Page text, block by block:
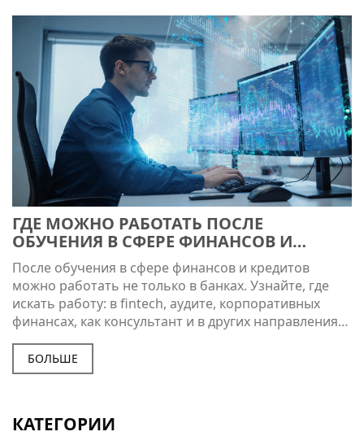
ГДЕ МОЖНО РАБОТАТЬ ПОСЛЕ
ОБУЧЕНИЯ В СФЕРЕ ФИНАНСОВ И
КРЕДИТОВ
После обучения в сфере финансов и кредитов
можно работать не только в банках. Узнайте, где
искать работу: в fintech, аудите, корпоративных
финансах, как консультант и в других направлениях.
Реальные варианты с зарплатами и советами для
новичков.
БОЛЬШЕ
КАТЕГОРИИ